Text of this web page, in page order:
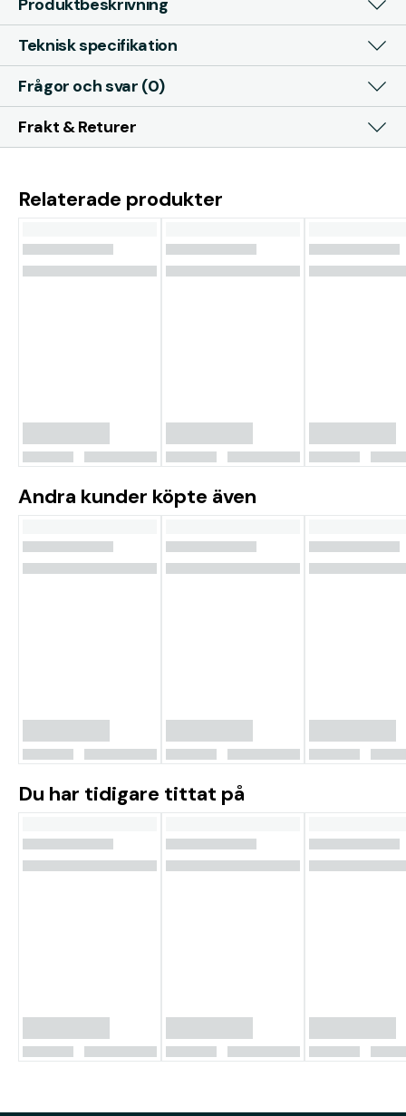
Produktbeskrivning
Teknisk specifikation
Frågor och svar (0)
Frakt & Returer
Relaterade produkter
Andra kunder köpte även
Du har tidigare tittat på